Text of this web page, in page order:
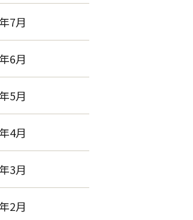
7月
6月
5月
4月
3月
2月